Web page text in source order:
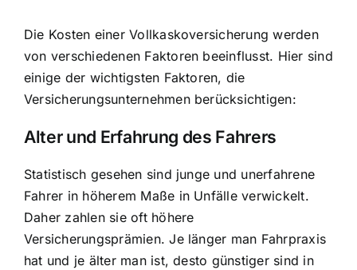
Die Kosten einer Vollkaskoversicherung werden
von verschiedenen Faktoren beeinflusst. Hier sind
einige der wichtigsten Faktoren, die
Versicherungsunternehmen berücksichtigen:
Alter und Erfahrung des Fahrers
Statistisch gesehen sind junge und unerfahrene
Fahrer in höherem Maße in Unfälle verwickelt.
Daher zahlen sie oft höhere
Versicherungsprämien. Je länger man Fahrpraxis
hat und je älter man ist, desto günstiger sind in